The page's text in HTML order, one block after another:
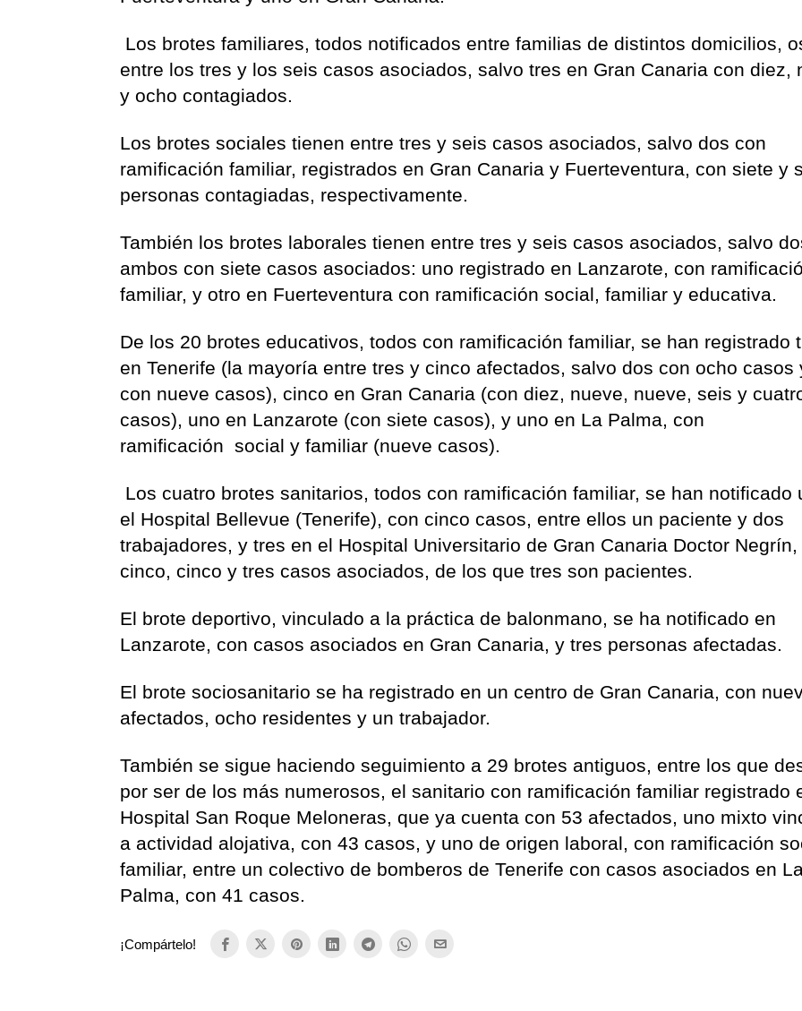
Los brotes familiares, todos notificados entre familias de distintos domicilios,
entre los tres y los seis casos asociados, salvo tres en Gran Canaria con diez,
y ocho contagiados.
Los brotes sociales tienen entre tres y seis casos asociados, salvo dos con
ramificación familiar, registrados en Gran Canaria y Fuerteventura, con siete y
personas contagiadas, respectivamente.
También los brotes laborales tienen entre tres y seis casos asociados, salvo
ambos con siete casos asociados: uno registrado en Lanzarote, con
familiar, y otro en Fuerteventura con ramificación social, familiar y educativa.
De los 20 brotes educativos, todos con ramificación familiar, se han registrado
en Tenerife (la mayoría entre tres y cinco afectados, salvo dos con ocho casos
con nueve casos), cinco en Gran Canaria (con diez, nueve, nueve, seis y
casos), uno en Lanzarote (con siete casos), y uno en La Palma, con
ramificación social y familiar (nueve casos).
Los cuatro brotes sanitarios, todos con ramificación familiar, se han notificado
el Hospital Bellevue (Tenerife), con cinco casos, entre ellos un paciente y dos
trabajadores, y tres en el Hospital Universitario de Gran Canaria Doctor
cinco, cinco y tres casos asociados, de los que tres son pacientes.
El brote deportivo, vinculado a la práctica de balonmano, se ha notificado en
Lanzarote, con casos asociados en Gran Canaria, y tres personas afectadas.
El brote sociosanitario se ha registrado en un centro de Gran Canaria, con
afectados, ocho residentes y un trabajador.
También se sigue haciendo seguimiento a 29 brotes antiguos, entre los que
por ser de los más numerosos, el sanitario con ramificación familiar registrado
Hospital San Roque Meloneras, que ya cuenta con 53 afectados, uno mixto
a actividad alojativa, con 43 casos, y uno de origen laboral, con ramificación
familiar, entre un colectivo de bomberos de Tenerife con casos asociados en
Palma, con 41 casos.
¡Compártelo!